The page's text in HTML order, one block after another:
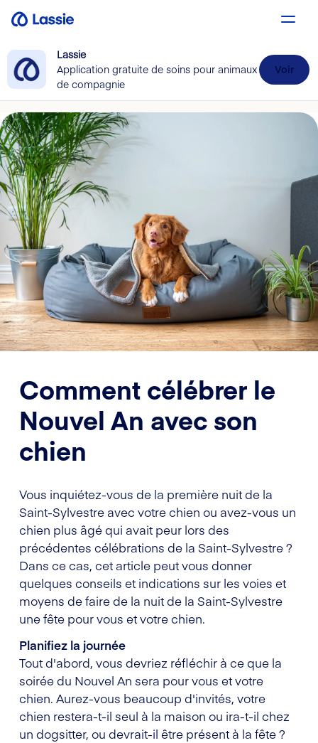
Lassie
Application gratuite de soins pour animaux
de compagnie
Voir
Comment célébrer le
Nouvel An avec son
chien
Vous inquiétez-vous de la première nuit de la
Saint-Sylvestre avec votre chien ou avez-vous un
chien plus âgé qui avait peur lors des
précédentes célébrations de la Saint-Sylvestre ?
Dans ce cas, cet article peut vous donner
quelques conseils et indications sur les voies et
moyens de faire de la nuit de la Saint-Sylvestre
une fête pour vous et votre chien.
Planifiez la journée
Tout d'abord, vous devriez réfléchir à ce que la
soirée du Nouvel An sera pour vous et votre
chien. Aurez-vous beaucoup d'invités, votre
chien restera-t-il seul à la maison ou ira-t-il chez
un dogsitter, ou devrait-il être présent à la fête ?